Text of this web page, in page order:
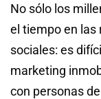
No sólo los
el tiempo en las
sociales: es
marketing
con personas